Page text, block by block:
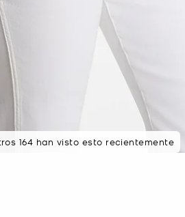
164 han visto esto recientemente